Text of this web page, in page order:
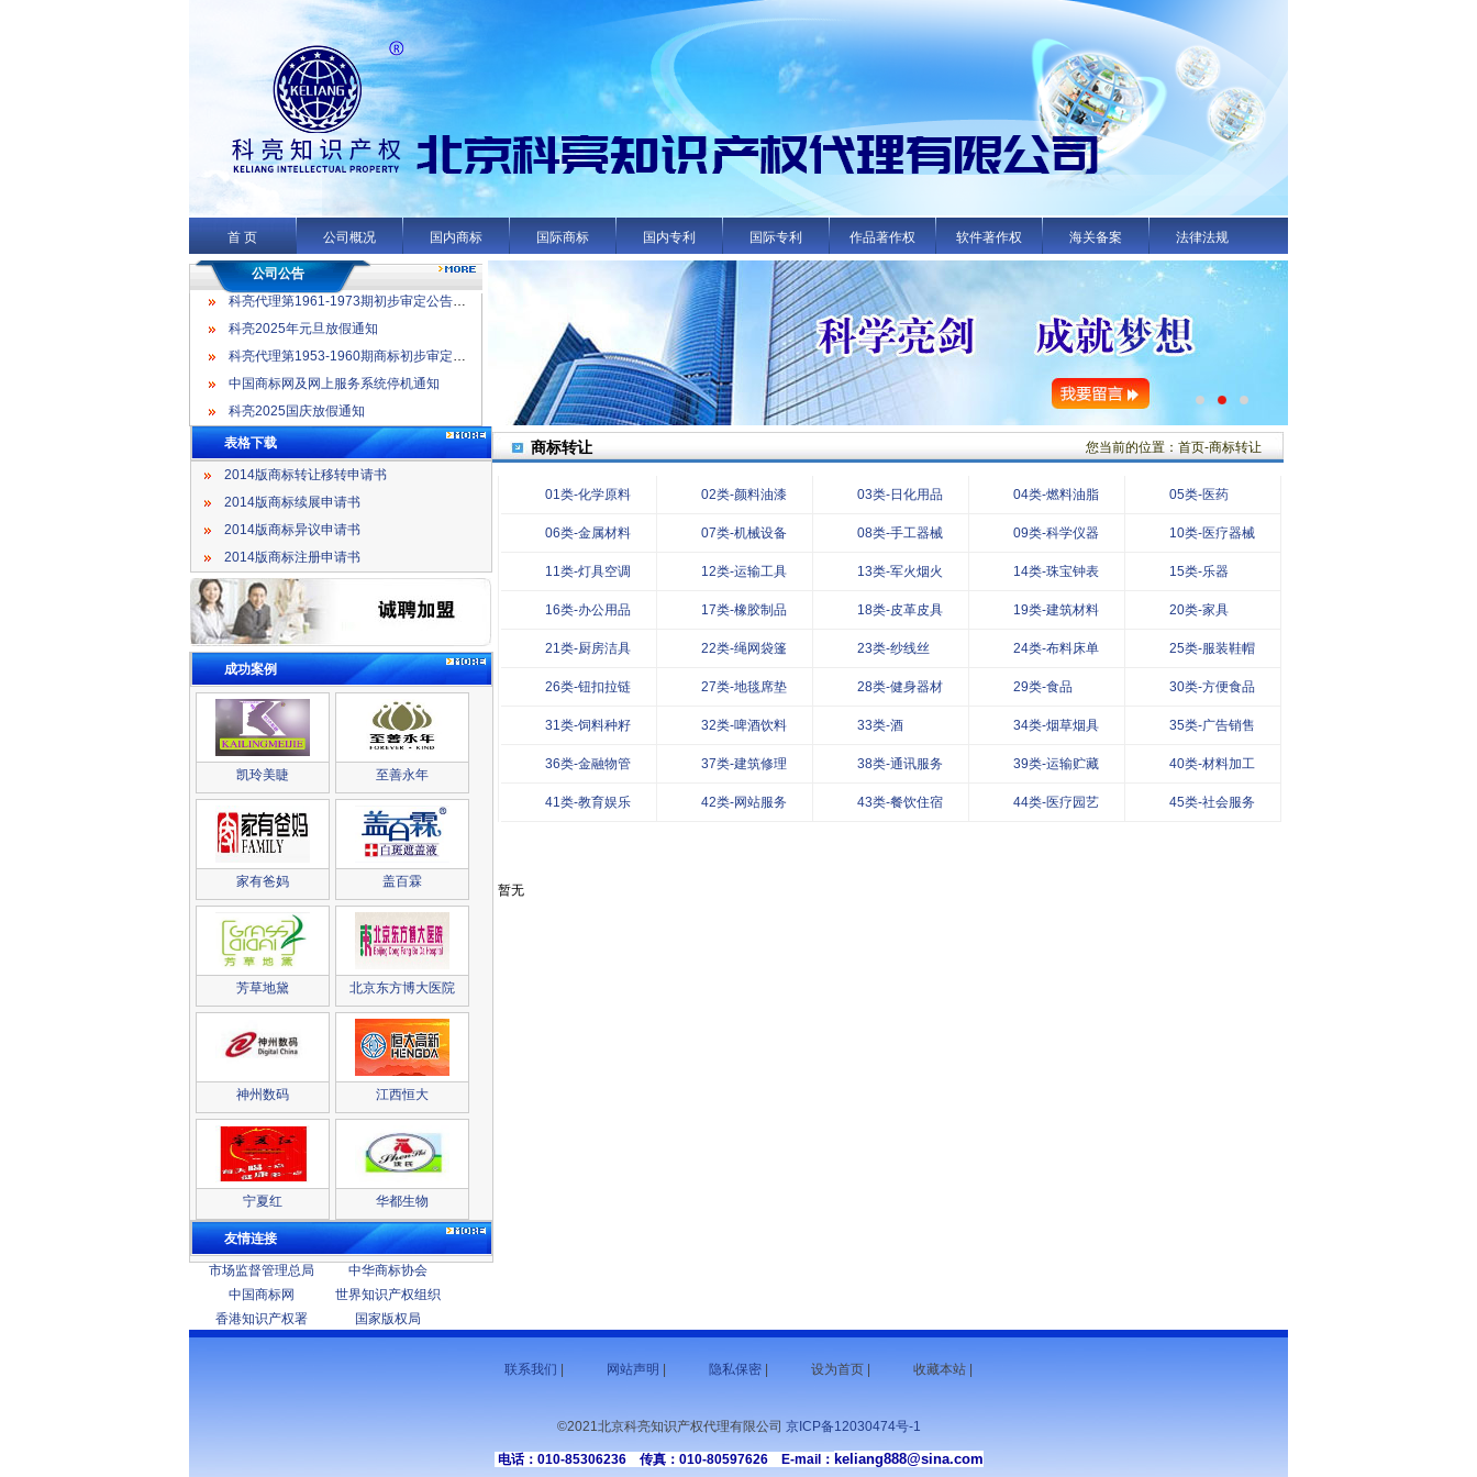
首 页 公司概况 国内商标 国际商标 国内专利 国际专利 作品著作权 软件著作权 海关备案 法律法规
公司公告
科亮代理第1953-1960期商标初步审定公告名录
中国商标网及网上服务系统停机通知
科亮2025国庆放假通知
科亮代理第1961-1973期初步审定公告名录
科亮2025年元旦放假通知
科亮代理第1953-1960期商标初步审定公告名录
中国商标网及网上服务系统停机通知
科亮2025国庆放假通知
表格下载
2014版商标转让移转申请书
2014版商标续展申请书
2014版商标异议申请书
2014版商标注册申请书
成功案例
凯玲美睫 至善永年
家有爸妈 盖百霖
芳草地黛 北京东方博大医院
神州数码 江西恒大
宁夏红 华都生物
友情连接
市场监督管理总局
中华商标协会
中国商标网
世界知识产权组织
香港知识产权署
国家版权局
商标转让 您当前的位置：首页-商标转让
01类-化学原料 02类-颜料油漆 03类-日化用品 04类-燃料油脂 05类-医药
06类-金属材料 07类-机械设备 08类-手工器械 09类-科学仪器 10类-医疗器械
11类-灯具空调 12类-运输工具 13类-军火烟火 14类-珠宝钟表 15类-乐器
16类-办公用品 17类-橡胶制品 18类-皮革皮具 19类-建筑材料 20类-家具
21类-厨房洁具 22类-绳网袋篷 23类-纱线丝 24类-布料床单 25类-服装鞋帽
26类-钮扣拉链 27类-地毯席垫 28类-健身器材 29类-食品 30类-方便食品
31类-饲料种籽 32类-啤酒饮料 33类-酒 34类-烟草烟具 35类-广告销售
36类-金融物管 37类-建筑修理 38类-通讯服务 39类-运输贮藏 40类-材料加工
41类-教育娱乐 42类-网站服务 43类-餐饮住宿 44类-医疗园艺 45类-社会服务
暂无
联系我们 网站声明 隐私保密 设为首页 | 收藏本站 |
©2021北京科亮知识产权代理有限公司 京ICP备12030474号-1
电话：010-85306236 传真：010-80597626 E-mail： keliang888@sina.com